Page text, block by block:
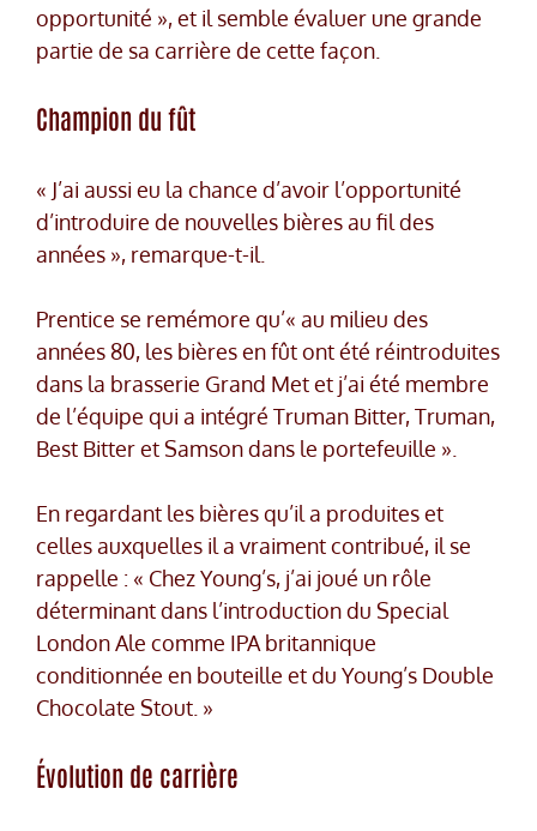
opportunité », et il semble évaluer une grande
partie de sa carrière de cette façon.
Champion du fût
« J’ai aussi eu la chance d’avoir l’opportunité
d’introduire de nouvelles bières au fil des
années », remarque-t-il.
Prentice se remémore qu’« au milieu des
années 80, les bières en fût ont été réintroduites
dans la brasserie Grand Met et j’ai été membre
de l’équipe qui a intégré Truman Bitter, Truman,
Best Bitter et Samson dans le portefeuille ».
En regardant les bières qu’il a produites et
celles auxquelles il a vraiment contribué, il se
rappelle : « Chez Young’s, j’ai joué un rôle
déterminant dans l’introduction du Special
London Ale comme IPA britannique
conditionnée en bouteille et du Young’s Double
Chocolate Stout. »
Évolution de carrière